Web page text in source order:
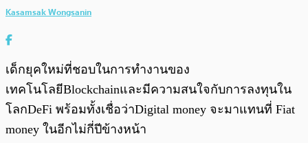
Kasamsak Wongsanin
เด็กยุคใหม่ที่ชอบในการทำงานของ
เทคโนโลยีBlockchainและมีความสนใจกับการลงทุนใน
โลกDeFi พร้อมทั้งเชื่อว่าDigital money จะมาแทนที่ Fiat
money ในอีกไม่กี่ปีข้างหน้า